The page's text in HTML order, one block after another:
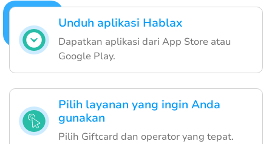
Unduh aplikasi Hablax
Dapatkan aplikasi dari App Store atau
Google Play.
Pilih layanan yang ingin Anda
gunakan
Pilih Giftcard dan operator yang tepat.